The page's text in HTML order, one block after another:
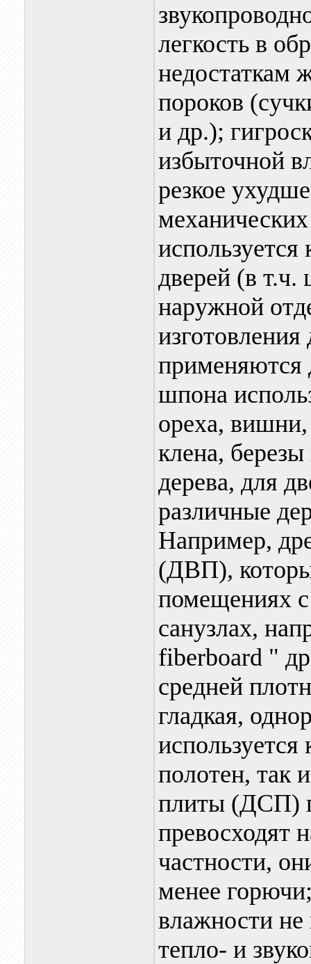
легкость в
недостаткам
пороков
и др.);
избыточной
резкое
используется
дверей (в т.ч.
наружной
изготовления
применяются
шпона
ореха,
клена,
дерева, для
различные
Например,
(ДВП),
помещениях
санузлах,
fiberboard "
средней
гладкая,
используется
полотен, так
плиты (ДСП)
превосходят
частности,
менее
влажности
тепло- и